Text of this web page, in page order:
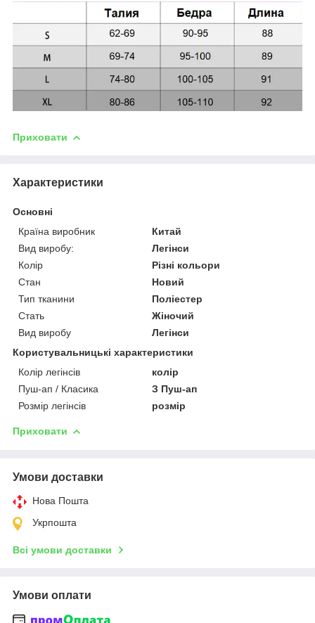
Приховати
Характеристики
Основні
Країна виробник
Китай
Вид виробу:
Легінси
Колір
Різні кольори
Стан
Новий
Тип тканини
Поліестер
Стать
Жіночий
Вид виробу
Легінси
Користувальницькі характеристики
Колір легінсів
колір
Пуш-ап / Класика
З Пуш-ап
Розмір легінсів
розмір
Приховати
Умови доставки
Нова Пошта
Укрпошта
Всі умови доставки
Умови оплати